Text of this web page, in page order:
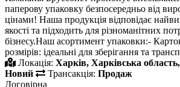
паперову упаковку безпосередньо від
цінами! Наша продукція відповідає
якості та підходить для різноманітних
бізнесу.Наш асортимент упаковки:-
розмірів: ідеальні для зберігання та
Локація: Харків, Харківська
Новий
Трансакція: Продаж
Договірна